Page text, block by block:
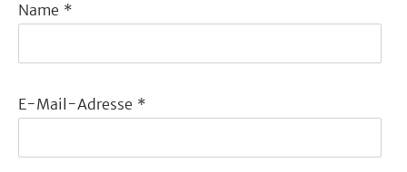
Name *
E-Mail-Adresse *